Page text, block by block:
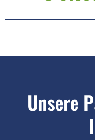
Unsere